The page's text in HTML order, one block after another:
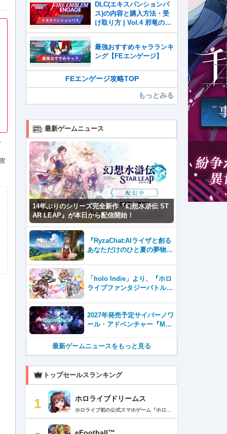
DLC(エキスパンションパ
ス)の内容と購入方法・受
け取り方 | Vol.4 邪竜の章
【FEエンゲージ】
最強おすすめキャラランキ
ング【FEエンゲージ】
FEエンゲージ攻略TOP
もっとみる
最新ゲームニュース
14年ぶりのシリーズ完全新作『幻想水滸伝 ST
AR LEAP』が本日から配信開始！
『RyzaChat:AIライザと創る
あなただけのひと夏の夢物
自由な冒険を進めていくシス
テムはこれまでにない新鮮な
体験が楽しめる【先行プレイ
「holo Indie」より、『ホロ
ライブファンタジーバトル』
で8月7日発売！
2027年発売予定サイバーノワ
ール・アドベンチャー『Moo
京ゲームダンジョン13出展！
最新ゲームニュースをもっと見る
トップセールスランキング
1 ホロライブドリームス
eFootball™